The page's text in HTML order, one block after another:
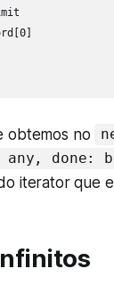
obtemos no
done:
iterator que